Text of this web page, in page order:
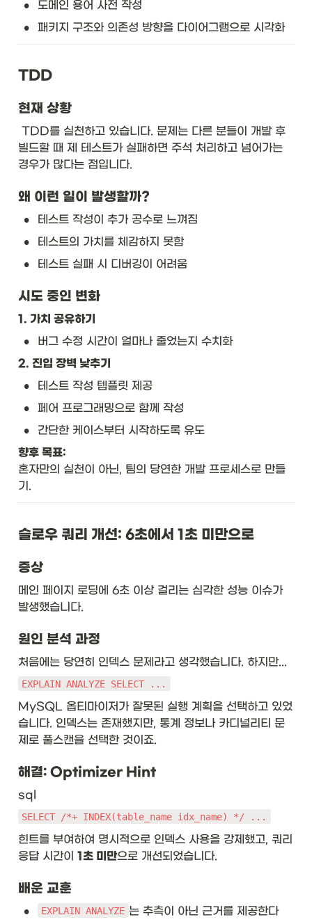
• 도메인 용어 사전 작성
• 패키지 구조와 의존성 방향을 다이어그램으로 시각화
TDD
현재 상황
빌드할 때 제 테스트가 실패하면 주석 처리하고 넘어가는
경우가 많다는 점입니다.
왜 이런 일이 발생할까?
• 테스트 작성이 추가 공수로 느껴짐
• 테스트의 가치를 체감하지 못함
• 테스트 실패 시 디버깅이 어려움
시도 중인 변화
1. 가치 공유하기
• 버그 수정 시간이 얼마나 줄었는지 수치화
2. 진입 장벽 낮추기
• 테스트 작성 템플릿 제공
• 페어 프로그래밍으로 함께 작성
• 간단한 케이스부터 시작하도록 유도
향후 목표:
혼자만의 실천이 아닌, 팀의 당연한 개발 프로세스로 만들
기.
슬로우 쿼리 개선: 6초에서 1초 미만으로
증상
메인 페이지 로딩에 6초 이상 걸리는 심각한 성능 이슈가
발생했습니다.
원인 분석 과정
처음에는 당연히 인덱스 문제라고 생각했습니다. 하지만...
EXPLAIN ANALYZE SELECT ...
MySQL 옵티마이저가 잘못된 실행 계획을 선택하고 있었
습니다. 인덱스는 존재했지만, 통계 정보나 카디널리티 문
제로 풀스캔을 선택한 것이죠.
해결: Optimizer Hint
sql
SELECT /*+ INDEX(table_name idx_name) */ ...
힌트를 부여하여 명시적으로 인덱스 사용을 강제했고, 쿼리
응답 시간이 1초 미만으로 개선되었습니다.
배운 교훈
• EXPLAIN ANALYZE 는 추측이 아닌 근거를 제공한다